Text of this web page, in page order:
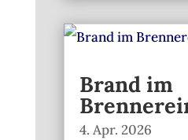
Brand im
4. Apr. 2026